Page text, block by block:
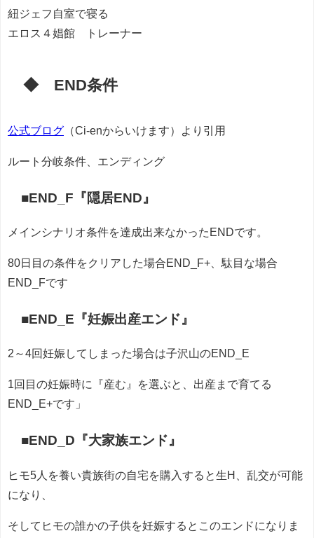
紐ジェフ自室で寝る
エロス４娼館 トレーナー
◆ END条件
公式ブログ （Ci-enからいけます）より引用
ルート分岐条件、エンディング
■END_F『隠居END』
メインシナリオ条件を達成出来なかったENDです。
80日目の条件をクリアした場合END_F+、駄目な場合
END_Fです
■END_E『妊娠出産エンド』
2～4回妊娠してしまった場合は子沢山のEND_E
1回目の妊娠時に『産む』を選ぶと、出産まで育てる
END_E+です」
■END_D『大家族エンド』
ヒモ5人を養い貴族街の自宅を購入すると生H、乱交が可能
になり、
そしてヒモの誰かの子供を妊娠するとこのエンドになりま